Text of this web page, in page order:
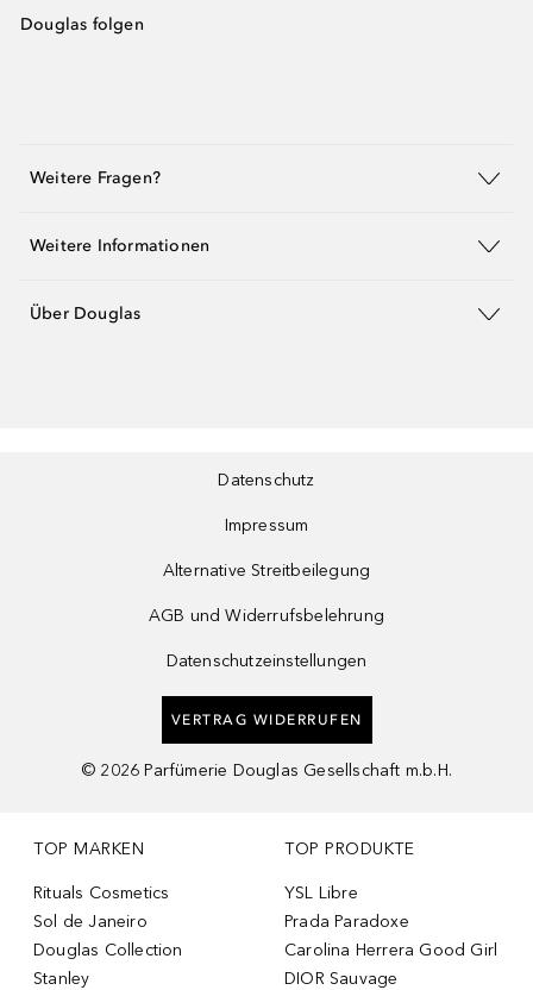
Douglas folgen
Weitere Fragen?
Weitere Informationen
Über Douglas
Datenschutz
Impressum
Alternative Streitbeilegung
AGB und Widerrufsbelehrung
Datenschutzeinstellungen
VERTRAG WIDERRUFEN
© 2026 Parfümerie Douglas Gesellschaft m.b.H.
TOP MARKEN
Rituals Cosmetics
Sol de Janeiro
Douglas Collection
Stanley
TOP PRODUKTE
YSL Libre
Prada Paradoxe
Carolina Herrera Good Girl
DIOR Sauvage